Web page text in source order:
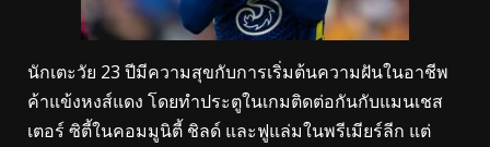
นักเตะวัย 23 ปีมีความสุขกับการเริ่มต้นความฝันในอาชีพ
ค้าแข้งหงส์แดง โดยทำประตูในเกมติดต่อกันกับแมนเชส
เตอร์ ซิตี้ในคอมมูนิตี้ ชิลด์ และฟูแล่มในพรีเมียร์ลีก แต่